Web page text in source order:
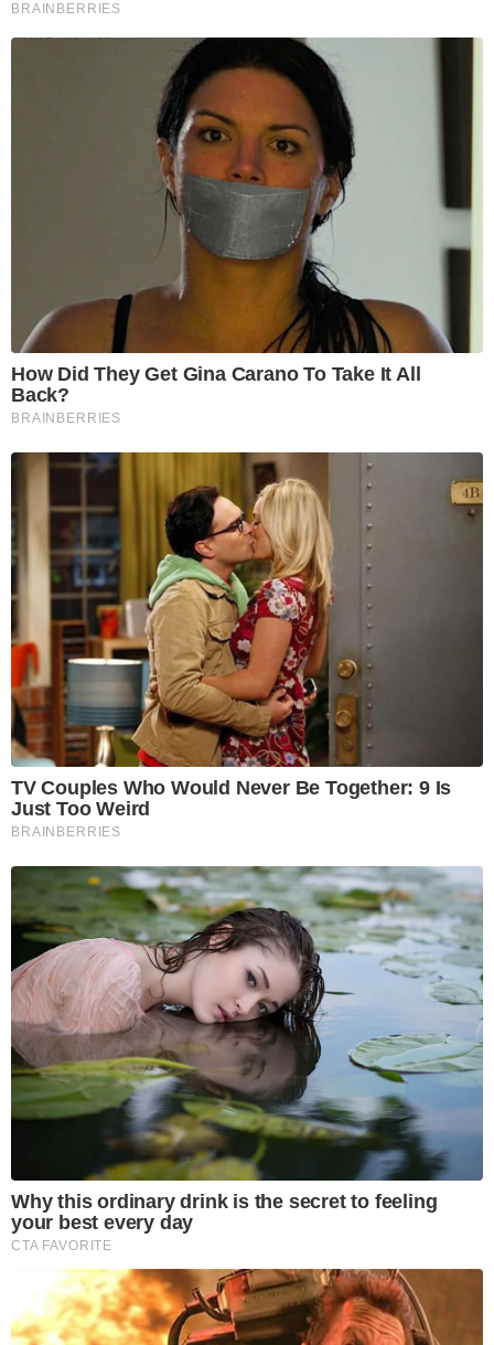
BRAINBERRIES
How Did They Get Gina Carano To Take It All
Back?
BRAINBERRIES
TV Couples Who Would Never Be Together: 9 Is
Just Too Weird
BRAINBERRIES
Why this ordinary drink is the secret to feeling
your best every day
CTA FAVORITE